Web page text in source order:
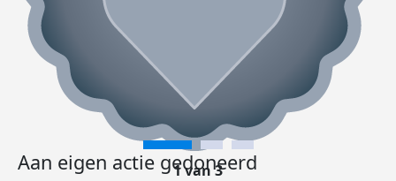
Aan eigen actie gedoneerd
1 van 3